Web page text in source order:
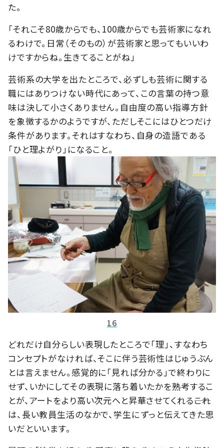
た。
「それこそ80歳からでも、100歳からでも芸術家になれ
るわけで。日常（そのもの）が芸術家と思ってもいいわ
けですからね。生きてることがね」
芸術系の大学を出たところで、必ずしも芸術に関する
職にはありつけない時代にあって、この言葉の持つ意
味は決して小さくありません。自由度の高い指導方針
を象徴するかのようですが、ただしそこにはひとつだけ
条件があります。それはすなわち、自身の造語である
「ひと理よがり」になること。
16
どれだけ自分らしい表現したところで「理」、すなわち
コンセプトがなければ、そこに伴う芸術性はじゅうぶん
とは言えません。感覚的に「見れば分かる」で終わりに
せず、いかにしてその表現に落ち着いたかを熟考するこ
とが、アートをより高い次元へと昇華させてくれる――これ
は、長い教員生活のなかで、学生にずっと伝えてきた思
いだといいます。